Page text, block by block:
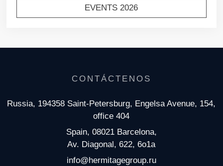
EVENTS 2026
CONTÁCTENOS
Russia, 194358 Saint-Petersburg, Engelsa Avenue, 154,
office 404
Spain, 08021 Barcelona,
Av. Diagonal, 622, 6o1a
info@hermitagegroup.ru